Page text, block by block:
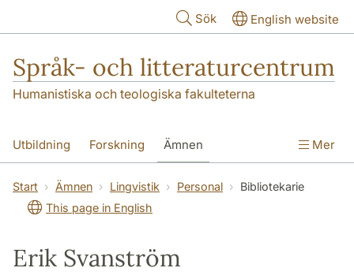
Sök English website
Språk- och litteraturcentrum
Humanistiska och teologiska fakulteterna
Utbildning Forskning Ämnen
SOL-husen Kontakt Institutionen
översättning till svenska
Mer
Start Ämnen Lingvistik Personal
Bibliotekarie
This page in English
Erik Svanström